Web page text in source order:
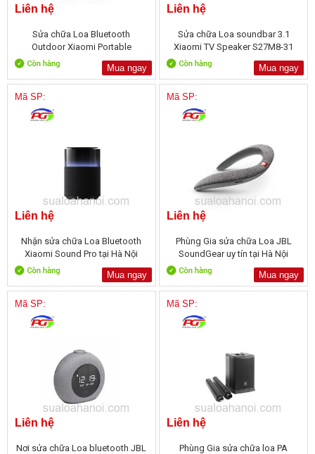
Liên hệ
Sửa chữa Loa Bluetooth
Outdoor Xiaomi Portable
Mua ngay
Liên hệ
Sửa chữa Loa soundbar 3.1
Xiaomi TV Speaker S27M8-31
Mua ngay
Mã SP:
Liên hệ
Nhận sửa chữa Loa Bluetooth
Xiaomi Sound Pro tại Hà Nội
Mua ngay
Mã SP:
Liên hệ
Phùng Gia sửa chữa Loa JBL
SoundGear uy tín tại Hà Nội
Mua ngay
Mã SP:
Liên hệ
Nơi sửa chữa Loa bluetooth JBL
Mã SP:
Liên hệ
Phùng Gia sửa chữa loa PA